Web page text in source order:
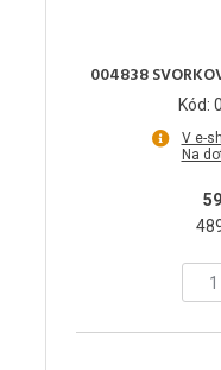
004838
Kód:
V e-
Na